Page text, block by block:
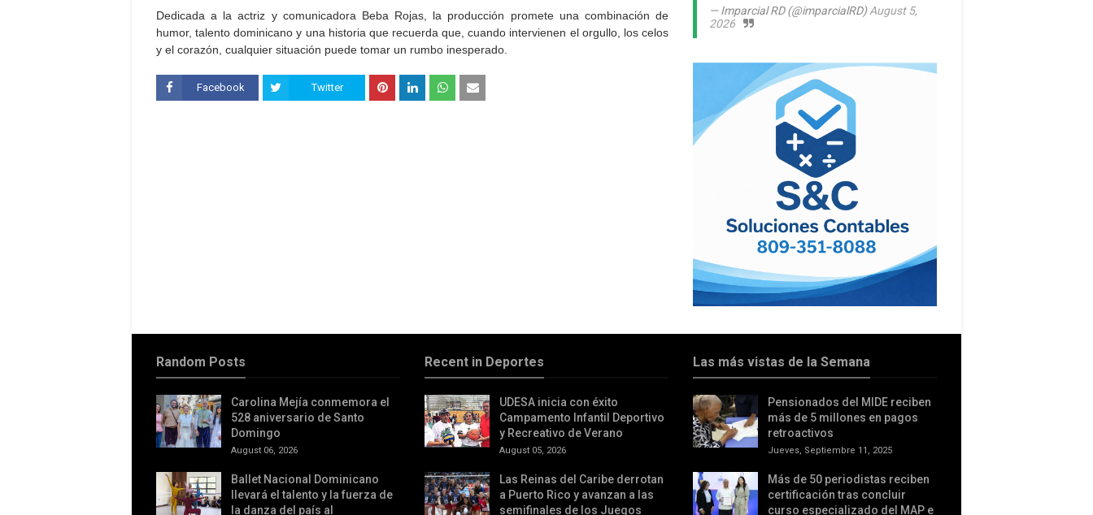
Dedicada a la actriz y comunicadora Beba Rojas, la producción promete una combinación de
humor, talento dominicano y una historia que recuerda que, cuando intervienen el orgullo, los celos
y el corazón, cualquier situación puede tomar un rumbo inesperado.
Facebook Twitter
— Imparcial RD (@imparcialRD)August 5,
2026
Random Posts
Carolina Mejía conmemora el
528 aniversario de Santo
Domingo
August 06, 2026
Ballet Nacional Dominicano
llevará el talento y la fuerza de
la danza del país al
Recent in Deportes
UDESA inicia con éxito
Campamento Infantil Deportivo
y Recreativo de Verano
August 05, 2026
Las Reinas del Caribe derrotan
a Puerto Rico y avanzan a las
semifinales de los Juegos
Las más vistas de la Semana
Pensionados del MIDE reciben
más de 5 millones en pagos
retroactivos
Jueves, Septiembre 11, 2025
Más de 50 periodistas reciben
certificación tras concluir
curso especializado del MAP e